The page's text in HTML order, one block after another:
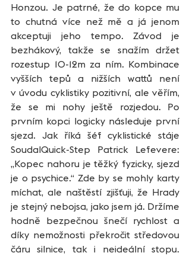
Honzou. Je patrné, že do kopce mu
to chutná více než mě a já jenom
akceptuji jeho tempo. Závod je
bezhákový, takže se snažím držet
rozestup 10-12m za ním. Kombinace
vyšších tepů a nižších wattů není
v úvodu cyklistiky pozitivní, ale věřím,
že se mi nohy ještě rozjedou. Po
prvním kopci logicky následuje první
sjezd. Jak říká šéf cyklistické stáje
SoudalQuick-Step Patrick Lefevere:
„Kopec nahoru je těžký fyzicky, sjezd
je o psychice.“ Zde by se mohly karty
míchat, ale naštěstí zjišťuji, že Hrady
je stejný nebojsa, jako jsem já. Držíme
hodně bezpečnou šnečí rychlost a
díky nemožnosti překročit středovou
čáru silnice, tak i neideální stopu.